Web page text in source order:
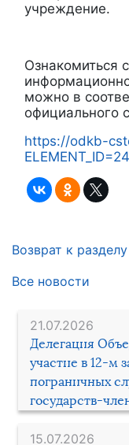
21.07.2026
Делегация
участие в 12-м
пограничных
государств-
15.07.2026
учреждение.
Ознакомиться
можно в
официального
https://odkb-
Возврат к разделу
Все новости